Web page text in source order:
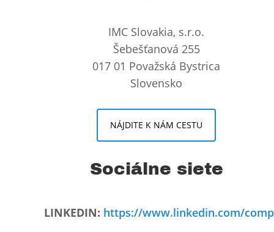
IMC Slovakia, s.r.o.
Šebešťanová 255
017 01 Považská Bystrica
Slovensko
NÁJDITE K NÁM CESTU
Sociálne siete
LINKEDIN: https://www.linkedin.com/